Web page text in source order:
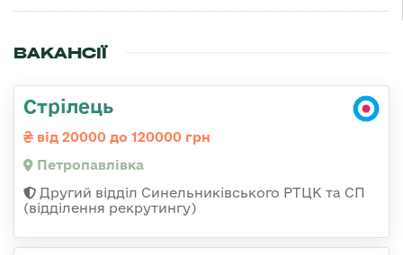
ВАКАНСІЇ
Стрілець
від 20000 до 120000 грн
Петропавлівка
Другий відділ Синельниківського РТЦК та СП
(відділення рекрутингу)